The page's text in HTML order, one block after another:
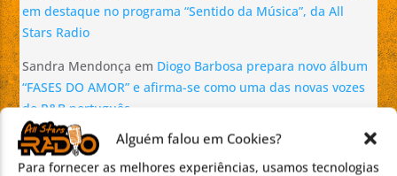
Alguém falou em Cookies?
Para fornecer as melhores experiências, usamos tecnologias
em destaque no programa “Sentido da Música”, da All
Stars Radio
Sandra Mendonça em Diogo Barbosa prepara novo álbum
“FASES DO AMOR” e afirma-se como uma das novas vozes
do R&B português
ROSY NUNES emRequiem – In memoriam por Pedro
Teixeira da Silva